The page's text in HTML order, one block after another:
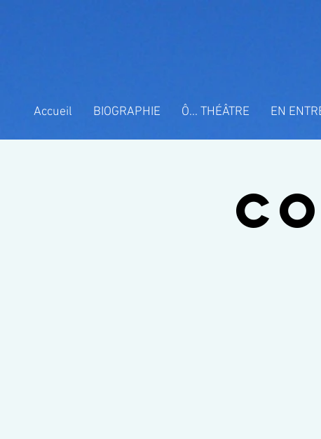
Accueil BIOGRAPHIE Ô... THÉÂTRE EN